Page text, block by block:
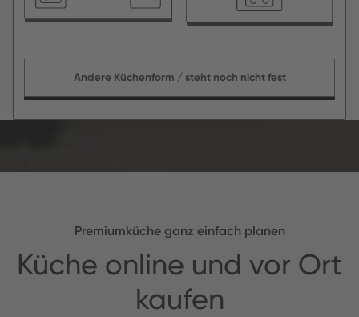
Andere Küchenform / steht noch nicht fest
Premiumküche ganz einfach planen
Küche online und vor Ort
kaufen